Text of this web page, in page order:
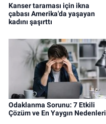
Kanser taraması için ikna
çabası Amerika'da yaşayan
kadını şaşırttı
Odaklanma Sorunu: 7 Etkili
Çözüm ve En Yaygın Nedenleri